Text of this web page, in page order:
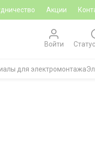
Акции
Войти
для электромонтажа